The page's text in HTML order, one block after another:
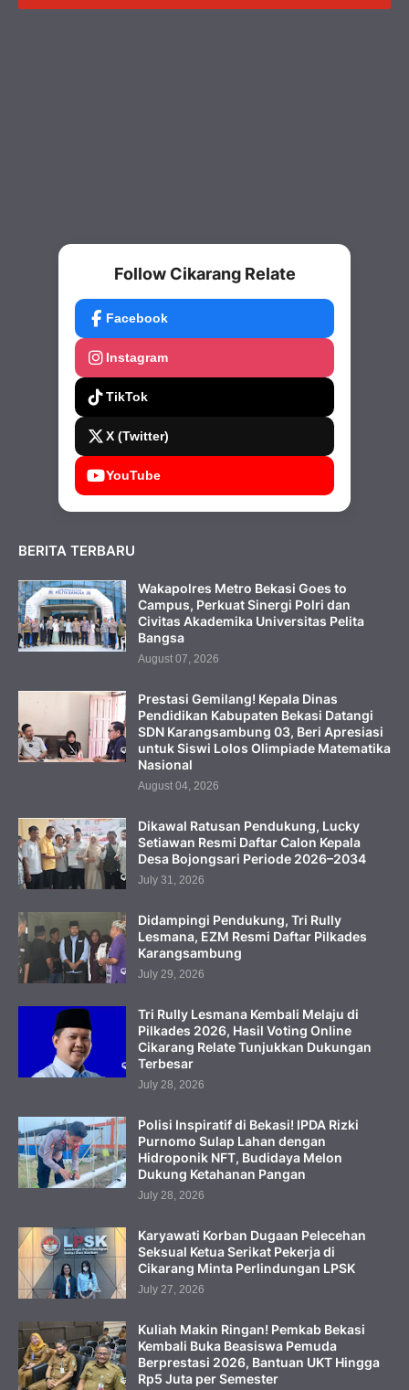
Follow Cikarang Relate
Facebook
Instagram
TikTok
X (Twitter)
YouTube
BERITA TERBARU
Wakapolres Metro Bekasi Goes to
Campus, Perkuat Sinergi Polri dan
Civitas Akademika Universitas Pelita
Bangsa
August 07, 2026
Prestasi Gemilang! Kepala Dinas
Pendidikan Kabupaten Bekasi Datangi
SDN Karangsambung 03, Beri Apresiasi
untuk Siswi Lolos Olimpiade Matematika
Nasional
August 04, 2026
Dikawal Ratusan Pendukung, Lucky
Setiawan Resmi Daftar Calon Kepala
Desa Bojongsari Periode 2026–2034
July 31, 2026
Didampingi Pendukung, Tri Rully
Lesmana, EZM Resmi Daftar Pilkades
Karangsambung
July 29, 2026
Tri Rully Lesmana Kembali Melaju di
Pilkades 2026, Hasil Voting Online
Cikarang Relate Tunjukkan Dukungan
Terbesar
July 28, 2026
Polisi Inspiratif di Bekasi! IPDA Rizki
Purnomo Sulap Lahan dengan
Hidroponik NFT, Budidaya Melon
Dukung Ketahanan Pangan
July 28, 2026
Karyawati Korban Dugaan Pelecehan
Seksual Ketua Serikat Pekerja di
Cikarang Minta Perlindungan LPSK
July 27, 2026
Kuliah Makin Ringan! Pemkab Bekasi
Kembali Buka Beasiswa Pemuda
Berprestasi 2026, Bantuan UKT Hingga
Rp5 Juta per Semester